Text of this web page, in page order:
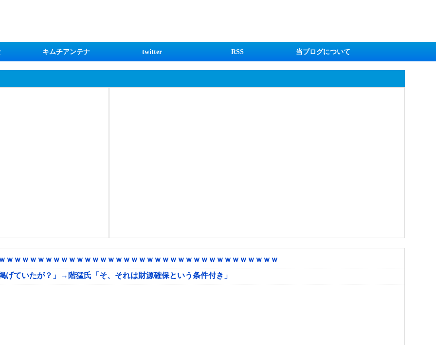
キムチアンテナ twitter RSS 当ブログについて
ｗｗｗｗｗｗｗｗｗｗｗｗｗｗｗｗｗｗｗｗｗｗｗｗｗｗｗｗｗｗｗｗｗｗ
ていたが？」→階猛氏「そ、それは財源確保という条件付き」